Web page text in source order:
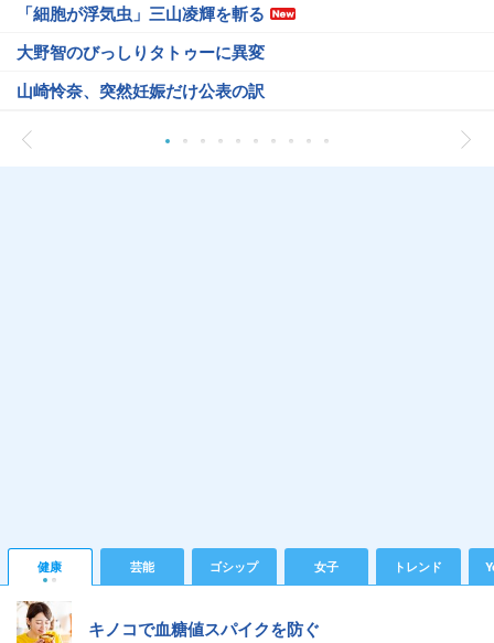
「細胞が浮気虫」三山凌輝を斬る
大野智のびっしりタトゥーに異変
山崎怜奈、突然妊娠だけ公表の訳
健康 芸能 ゴシップ 女子 トレンド
キノコで血糖値スパイクを防ぐ